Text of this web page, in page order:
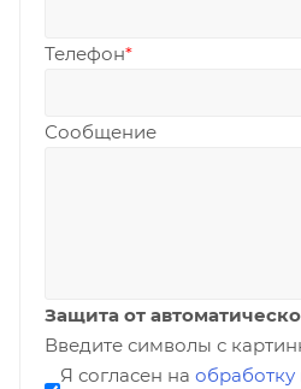
Телефон*
Сообщение
Защита от
Введите символы с
Я согласен на